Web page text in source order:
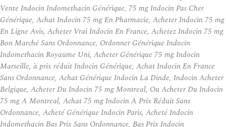
Vente Indocin Indomethacin Générique, 75 mg Indocin Pas Cher
Générique, Achat Indocin 75 mg En Pharmacie, Acheter Indocin 75 mg
En Ligne Avis, Acheter Vrai Indocin En France, Achetez Indocin 75 mg
Bon Marché Sans Ordonnance, Ordonner Générique Indocin
Indomethacin Royaume Uni, Acheter Générique 75 mg Indocin
Marseille, à prix réduit Indocin Générique, Achat Indocin En France
Sans Ordonnance, Achat Générique Indocin La Dinde, Indocin Acheter
Belgique, Acheter Du Indocin 75 mg Montreal, Ou Acheter Du Indocin
75 mg A Montreal, Achat 75 mg Indocin À Prix Réduit Sans
Ordonnance, Acheté Générique Indocin Paris, Acheté Indocin
Indomethacin Bas Prix Sans Ordonnance, Bas Prix Indocin